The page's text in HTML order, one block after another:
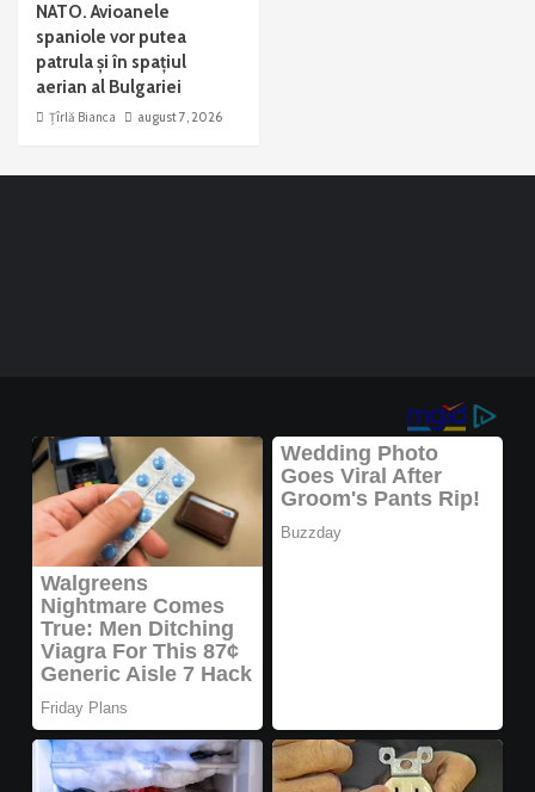
NATO. Avioanele
spaniole vor putea
patrula și în spațiul
aerian al Bulgariei
Țîrlă Bianca august 7, 2026